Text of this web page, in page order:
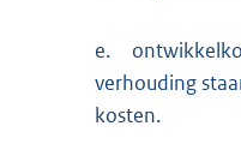
e.
verhouding
kosten.